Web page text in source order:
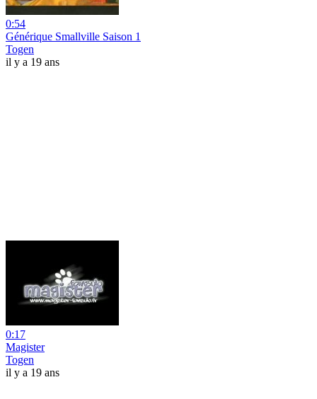
0:54
Générique Smallville Saison 1
Togen
il y a 19 ans
0:17
Magister
Togen
il y a 19 ans